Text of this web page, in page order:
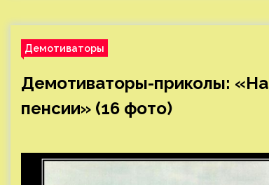
Демотиваторы
Демотиваторы-приколы: «На
пенсии» (16 фото)